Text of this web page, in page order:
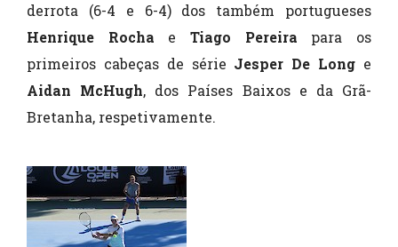
derrota (6-4 e 6-4) dos também portugueses
Henrique Rocha eTiago Pereira para os
primeiros cabeças de série Jesper De Long e
Aidan McHugh, dos Países Baixos e da Grã-
Bretanha, respetivamente.